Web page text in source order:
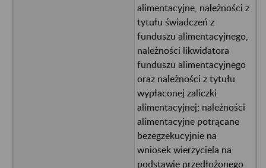
alimentacyjne, należności z
tytułu świadczeń z
funduszu alimentacyjnego,
należności likwidatora
funduszu alimentacyjnego
oraz należności z tytułu
wypłaconej zaliczki
alimentacyjnej; należności
alimentacyjne potrącane
bezegzekucyjnie na
wniosek wierzyciela na
podstawie przedłożonego